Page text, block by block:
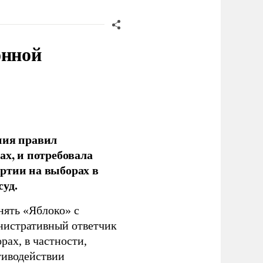
правил
и потребовала
на выборах в
«Яблоко» с
ответчик
в частности,